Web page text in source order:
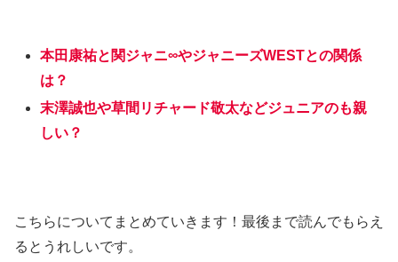
本田康祐と関ジャニ∞やジャニーズWESTとの関係
は？
末澤誠也や草間リチャード敬太などジュニアのも親
しい？
こちらについてまとめていきます！最後まで読んでもらえ
るとうれしいです。